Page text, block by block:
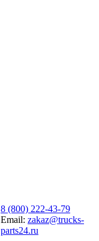
8 (800) 222-43-79
Email: zakaz@trucks-
parts24.ru